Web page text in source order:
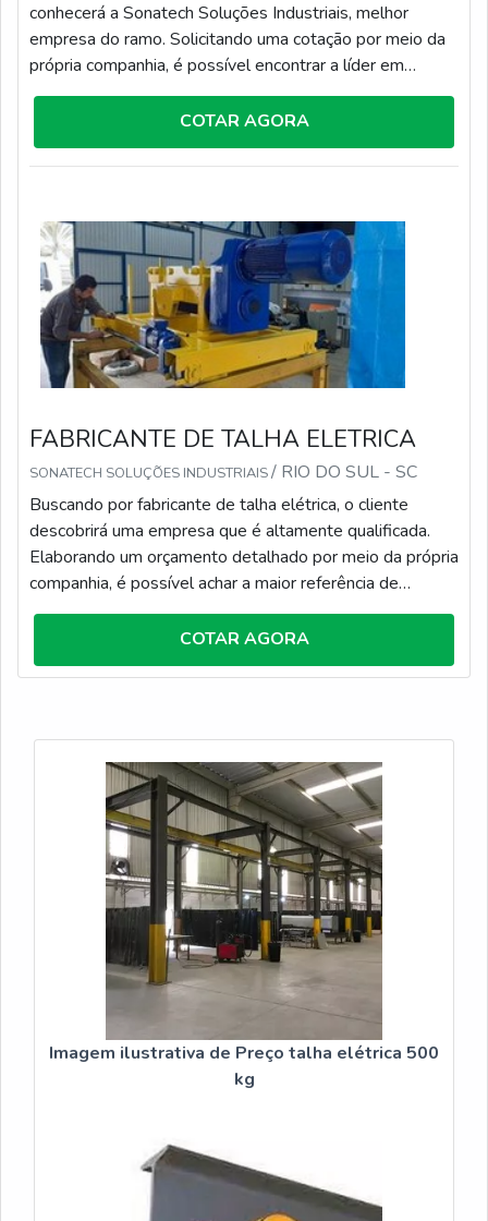
conhecerá a Sonatech Soluções Industriais, melhor
empresa do ramo. Solicitando uma cotação por meio da
própria companhia, é possível encontrar a líder em
qualidade.Quando a questão é transporte e
movimentação de cargas, com os profissionais da
Sonatech Soluções Industriais o cliente conseguirá ótima
qualidade com pagamento acessível.DETALHES
CARGASA...
COTAR AGORA
FABRICANTE DE TALHA ELETRICA
SONATECH SOLUÇÕES INDUSTRIAIS/ RIO DO SUL - SC
Buscando por fabricante de talha elétrica, o cliente
descobrirá uma empresa que é altamente qualificada.
Elaborando um orçamento detalhado por meio da própria
companhia, é possível achar a maior referência de
qualidade na área de atuação.Quando o interesse é por
fabricante de talha elétrica, com a Sonatech Soluções
Industriais o cliente conseguirá proteção com soluções
COTAR AGORA
Imagem ilustrativa de Preço talha elétrica 500
kg